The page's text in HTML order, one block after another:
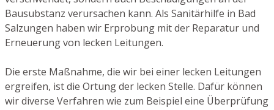
Bausubstanz verursachen kann. Als Sanitärhilfe in Bad
Salzungen haben wir Erprobung mit der Reparatur und
Erneuerung von lecken Leitungen.
Die erste Maßnahme, die wir bei einer lecken Leitungen
ergreifen, ist die Ortung der lecken Stelle. Dafür können
wir diverse Verfahren wie zum Beispiel eine Überprüfung